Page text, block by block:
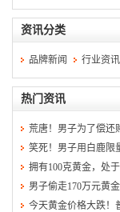
资讯分类
品牌新闻 行业资讯
热门资讯
荒唐！男子为了偿还
笑死！男子用白鹿限
拥有100克黄金，处于
男子偷走170万元黄
今天黄金价格大跌！